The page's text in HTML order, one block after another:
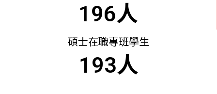
196人
碩士在職專班學生
193人